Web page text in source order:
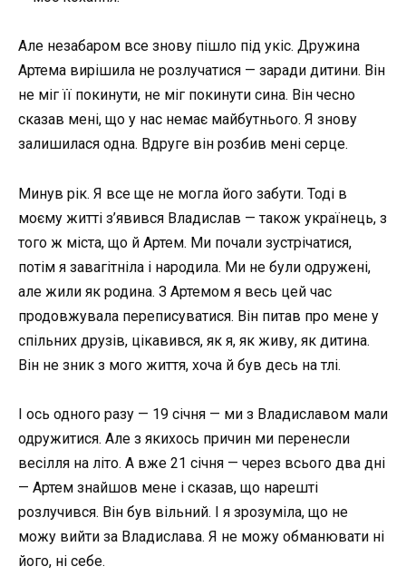
Але незабаром все знову пішло під укіс. Дружина
Артема вирішила не розлучатися — заради дитини. Він
не міг її покинути, не міг покинути сина. Він чесно
сказав мені, що у нас немає майбутнього. Я знову
залишилася одна. Вдруге він розбив мені серце.
Минув рік. Я все ще не могла його забути. Тоді в
моєму житті з’явився Владислав — також українець, з
того ж міста, що й Артем. Ми почали зустрічатися,
потім я завагітніла і народила. Ми не були одружені,
але жили як родина. З Артемом я весь цей час
продовжувала переписуватися. Він питав про мене у
спільних друзів, цікавився, як я, як живу, як дитина.
Він не зник з мого життя, хоча й був десь на тлі.
І ось одного разу — 19 січня — ми з Владиславом мали
одружитися. Але з якихось причин ми перенесли
весілля на літо. А вже 21 січня — через всього два дні
— Артем знайшов мене і сказав, що нарешті
розлучився. Він був вільний. І я зрозуміла, що не
можу вийти за Владислава. Я не можу обманювати ні
його, ні себе.